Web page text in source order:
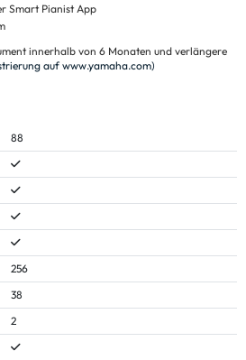
Smart Pianist App
innerhalb von 6 Monaten und verlängere
auf www.yamaha.com)
88
256
38
2